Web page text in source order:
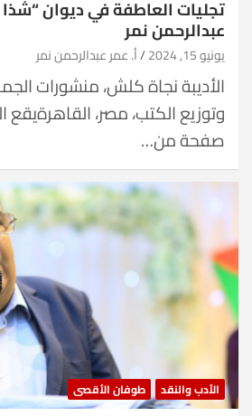
تجليات العاطفة في ديوان
عبدالرحمن نمر
يونيو 15, 2024 أ. عمر عبدالرحمن نمر
الأديبة نجاة كلش، منشورات
صفحة من…
الأدب والنقد طوفان الأقصى